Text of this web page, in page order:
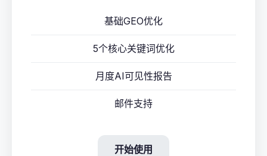
基础GEO优化
5个核心关键词优化
月度AI可见性报告
邮件支持
开始使用